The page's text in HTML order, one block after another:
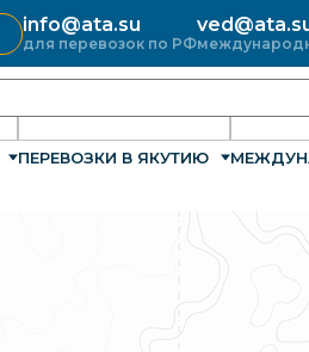
info@ata.su
для перевозок по РФ
ПЕРЕВОЗКИ В ЯКУТИЮ